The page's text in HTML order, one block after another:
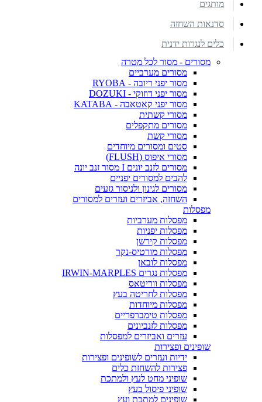
מותגים
סדנאות השחזה
כלים לנגרות ידנית
מסורים - מסור לכל מטרה
מסורים מערביים
מסור יפני ריובה - RYOBA
מסור יפני דוזוקי - DOZUKI
מסור יפני קאטאבה - KATABA
מסורי קשתית
מסורים מתקפלים
מסורי קשת
סטים ומסורים מיוחדים
מסורי איפוס (FLUSH)
מסורים לזנב יונים I מסור זנב יונה
להבים למסורים יפניים
מסורים לגינון ולניסור גזעים
השחזה, אביזרים ועזרים למסורים
מפסלות
מפסלות מערביות
מפסלות יפניות
מפסלות קירשן
מפסלות מורטיס-נקר
מפסלות לובאן
מפסלות נגרים IRWIN-MARPLES
מפסלות ווריטאס
מפסלות לחריטה בעץ
מפסלות מיוחדות
מפסלות טימברפריים
מפסלות לזנביונים
עזרים ואביזרים למפסלות
שופינים ופצירות
ידיות ועזרים לשופינים ופצירות
פצירות להשחזת כלים
שופיני מחט לעץ ולמתכת
שופיני פיסול בעץ
שופינים למתכת ועץ